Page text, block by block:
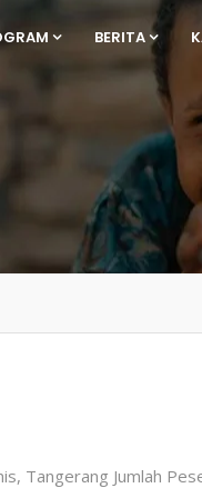
BERITA
Tangerang Jumlah